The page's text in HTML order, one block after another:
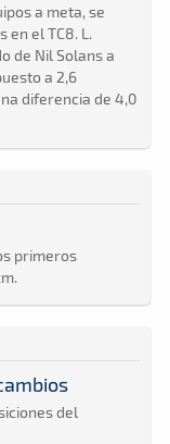
a meta, se
el TC8. L.
de Nil Solans a
a 2,6
diferencia de 4,0
primeros
del